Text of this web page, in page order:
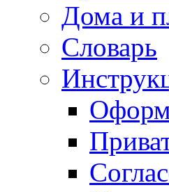
Дома и
Словарь